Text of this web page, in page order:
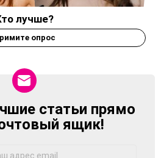
лучше?
опрос
статьи прямо
ящик!